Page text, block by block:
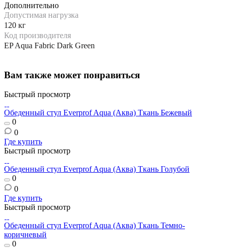
Дополнительно
Допустимая нагрузка
120 кг
Код производителя
EP Aqua Fabric Dark Green
Вам также может понравиться
Быстрый просмотр
Обеденный стул Everprof Aqua (Аква) Ткань Бежевый
0
0
Где купить
Быстрый просмотр
Обеденный стул Everprof Aqua (Аква) Ткань Голубой
0
0
Где купить
Быстрый просмотр
Обеденный стул Everprof Aqua (Аква) Ткань Темно-
коричневый
0